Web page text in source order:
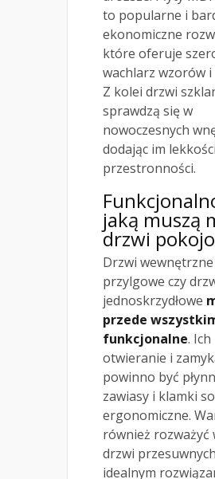
to popularne i
ekonomiczne
które oferuje
wachlarz wzorów
Z kolei drzwi
sprawdzą się w
nowoczesnych
dodając im
przestronności.
jaką muszą
drzwi
Drzwi
przylgowe czy
jednoskrzydłowe
przede
funkcjonalne. Ich
otwieranie i
powinno być
zawiasy i klamki
ergonomiczne.
również rozważyć
drzwi
idealnym